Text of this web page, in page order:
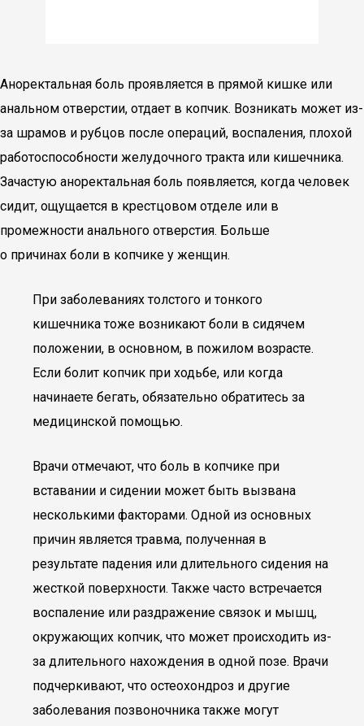
Аноректальная боль проявляется в прямой кишке или
анальном отверстии, отдает в копчик. Возникать может из-
за шрамов и рубцов после операций, воспаления, плохой
работоспособности желудочного тракта или кишечника.
Зачастую аноректальная боль появляется, когда человек
сидит, ощущается в крестцовом отделе или в
промежности анального отверстия. Больше
о причинах боли в копчике у женщин.
При заболеваниях толстого и тонкого
кишечника тоже возникают боли в сидячем
положении, в основном, в пожилом возрасте.
Если болит копчик при ходьбе, или когда
начинаете бегать, обязательно обратитесь за
медицинской помощью.
Врачи отмечают, что боль в копчике при
вставании и сидении может быть вызвана
несколькими факторами. Одной из основных
причин является травма, полученная в
результате падения или длительного сидения на
жесткой поверхности. Также часто встречается
воспаление или раздражение связок и мышц,
окружающих копчик, что может происходить из-
за длительного нахождения в одной позе. Врачи
подчеркивают, что остеохондроз и другие
заболевания позвоночника также могут